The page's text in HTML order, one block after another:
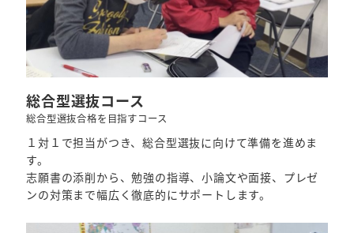
総合型選抜コース
総合型選抜合格を目指すコース
１対１で担当がつき、総合型選抜に向けて準備を進めま
す。
志願書の添削から、勉強の指導、小論文や面接、プレゼ
ンの対策まで幅広く徹底的にサポートします。